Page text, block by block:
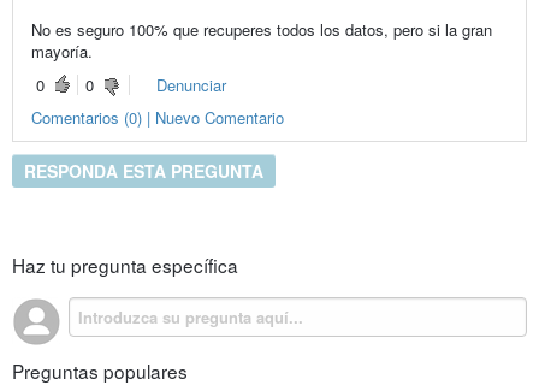
No es seguro 100% que recuperes todos los datos, pero si la gran
mayoría.
0
0
Denunciar
Comentarios (0) | Nuevo Comentario
RESPONDA ESTA PREGUNTA
Haz tu pregunta específica
Preguntas populares